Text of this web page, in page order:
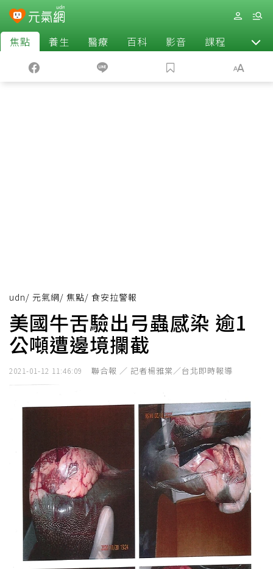
焦點 養生 醫療 百科 影音 課程 退休
udn/ 元氣網/ 焦點/ 食安拉警報
美國牛舌驗出弓蟲感染 逾1
公噸遭邊境攔截
2021-01-12 11:46:09 聯合報 ／ 記者楊雅棠／台北即時報導